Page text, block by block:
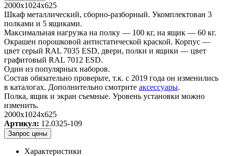
2000х1024х625
Шкаф металлический, сборно-разборный. Укомплектован 3
полками и 5 ящиками.
Максимальная нагрузка на полку — 100 кг, на ящик — 60 кг.
Окрашен порошковой антистатической краской. Корпус —
цвет серый RAL 7035 ESD, двери, полки и ящики — цвет
графитовый RAL 7012 ESD.
Один из популярных наборов.
Состав обязательно проверьте, т.к. с 2019 года он изменились
в каталогах. Дополнительно смотрите аксессуары.
Полка, ящик и экран съемные. Уровень установки можно
изменить.
2000x1024x625
Артикул: 12.0325-109
Запрос цены
Характеристики